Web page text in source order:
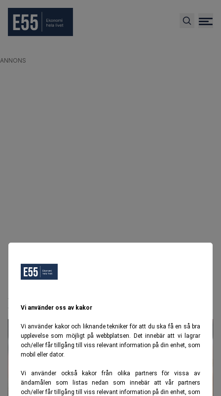
Vi använder oss av kakor
Vi använder kakor och liknande tekniker för att du ska få en så bra
upplevelse som möjligt på webbplatsen. Det innebär att vi lagrar
och/eller får tillgång till viss relevant information på din enhet, som
mobil eller dator.
Vi använder också kakor från olika partners för vissa av
ändamålen som listas nedan som innebär att vår partners
och/eller får tillgång till viss relevant information på din enhet, som
ANNONS
Prins Daniel